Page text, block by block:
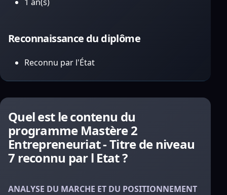
Reconnaissance du diplôme
Reconnu par l'État
Quel est le contenu du
programme Mastère 2
Entrepreneuriat - Titre de niveau
7 reconnu par l Etat ?
ANALYSE DU MARCHE ET DU POSITIONNEMENT